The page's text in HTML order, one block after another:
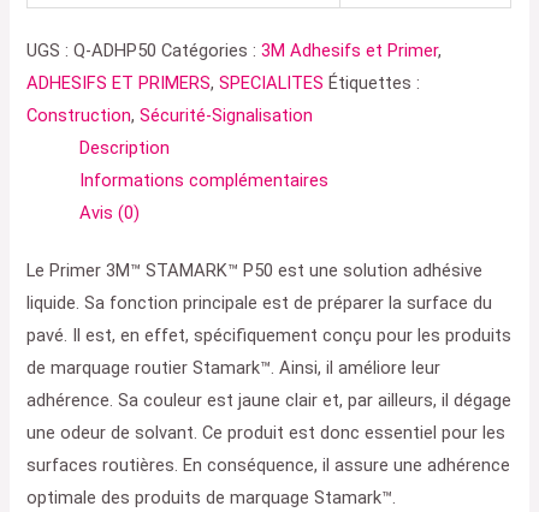
UGS :Q-ADHP50 Catégories :3M Adhesifs et Primer,
ADHESIFS ET PRIMERS,SPECIALITES Étiquettes :
Construction,Sécurité-Signalisation
Description
Informations complémentaires
Avis (0)
Le Primer 3M™ STAMARK™ P50 est une solution adhésive
liquide. Sa fonction principale est de préparer la surface du
pavé. Il est, en effet, spécifiquement conçu pour les produits
de marquage routier Stamark™. Ainsi, il améliore leur
adhérence. Sa couleur est jaune clair et, par ailleurs, il dégage
une odeur de solvant. Ce produit est donc essentiel pour les
surfaces routières. En conséquence, il assure une adhérence
optimale des produits de marquage Stamark™.